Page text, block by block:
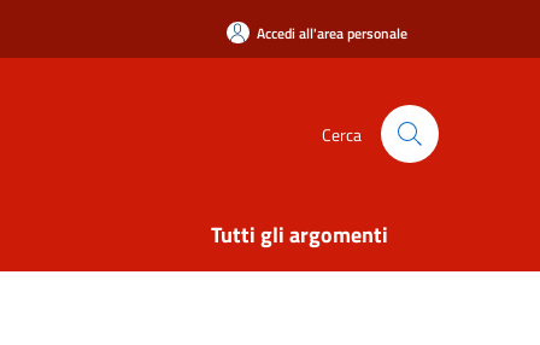
Accedi all'area personale
Cerca
Tutti gli argomenti